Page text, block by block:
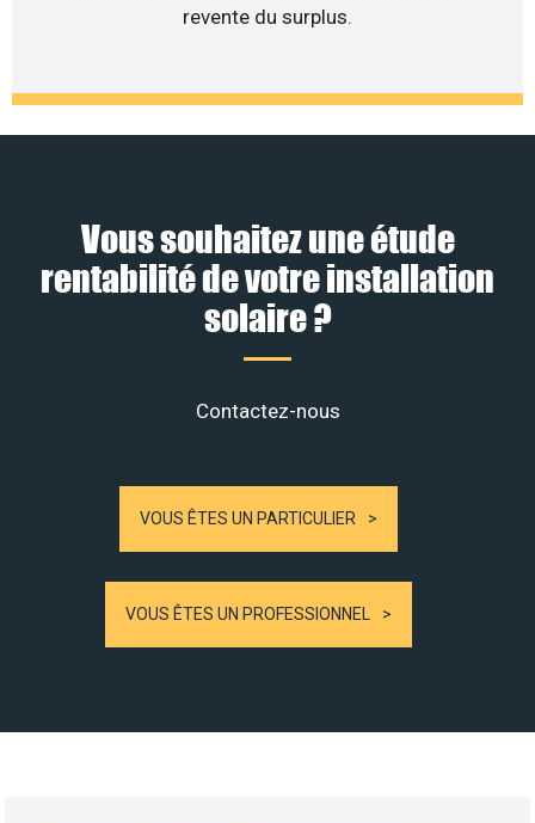
revente du surplus.
Vous souhaitez une étude
rentabilité de votre installation
solaire ?
Contactez-nous
VOUS ÊTES UN PARTICULIER
VOUS ÊTES UN PROFESSIONNEL